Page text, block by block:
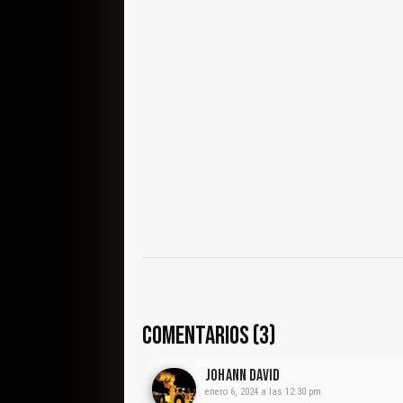
COMENTARIOS (3)
Johann David
enero 6, 2024 a las 12:30 pm